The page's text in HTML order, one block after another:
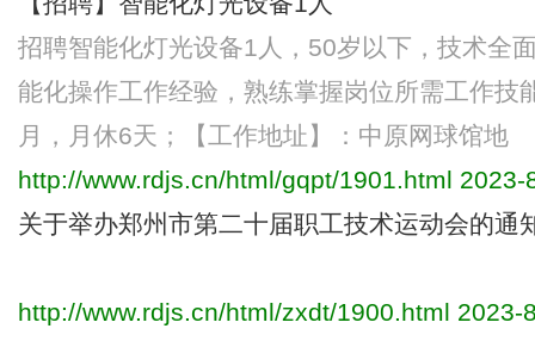
招聘智能化灯光设备1人，50岁以下，技术全
能化操作工作经验，熟练掌握岗位所需工作技
月，月休6天；【工作地址】：中原网球馆地
http://www.rdjs.cn/html/gqpt/1901.html 2023-
关于举办郑州市第二十届职工技术运动会的通
http://www.rdjs.cn/html/zxdt/1900.html 2023-